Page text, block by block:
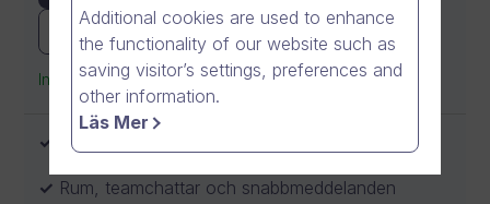
Prova det gratis
Inget kreditkort krävs för provperioden
Videomöten och samtal med upp till 5 deltagare
Rum, teamchattar och snabbmeddelanden
Additional cookies are used to enhance
the functionality of our website such as
saving visitor’s settings, preferences and
other information.
Läs Mer